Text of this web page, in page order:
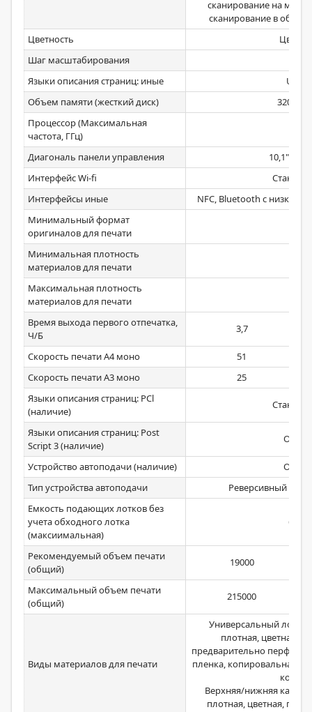
сканирование на
сканирование в
Цветность
Шаг масштабирования
Языки описания страниц: иные
UFRII
Объем памяти (жесткий диск)
320 /
Процессор (Максимальная
частота, ГГц)
Диагональ панели управления
10,1"
Интерфейс Wi-fi
Интерфейсы иные
NFC, Bluetooth с низким
Минимальный формат
оригиналов для печати
Минимальная плотность
материалов для печати
Максимальная плотность
материалов для печати
Время выхода первого отпечатка,
Ч/Б
3,7
Скорость печати А4 моно
51
Скорость печати А3 моно
25
Языки описания страниц: PCl
(наличие)
Языки описания страниц: Post
Script 3 (наличие)
Опция
Устройство автоподачи (наличие)
Опция
Тип устройства автоподачи
Реверсивный /
Емкость подающих лотков без
учета обходного лотка
(максиимальная)
6250
Рекомендуемый объем печати
(общий)
19000
Максимальный объем печати
(общий)
215000
Виды материалов для печати
Универсальный лоток:
плотная, цветная,
предварительно
пленка, копировальная,
Верхняя/нижняя
плотная, цветная,